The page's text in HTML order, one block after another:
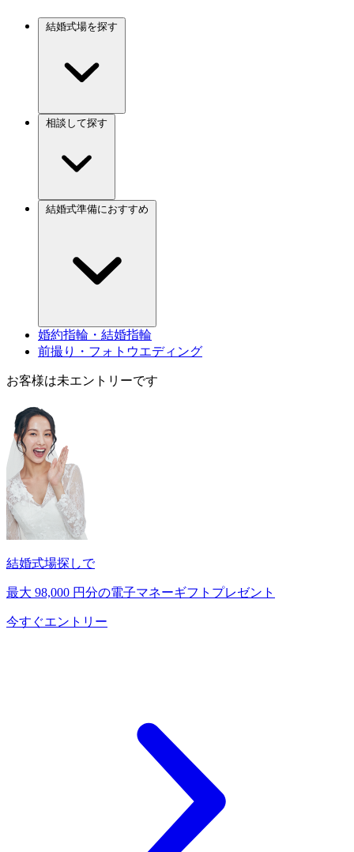
婚約指輪・結婚指輪
前撮り・フォトウエディング
お客様は未エントリーです
結婚式場探しで
最大 98,000 円分の電子マネーギフトプレゼント
今すぐエントリー